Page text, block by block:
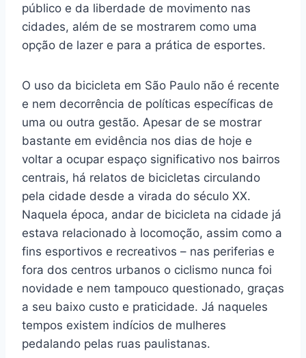
público e da liberdade de movimento nas
cidades, além de se mostrarem como uma
opção de lazer e para a prática de esportes.
O uso da bicicleta em São Paulo não é recente
e nem decorrência de políticas específicas de
uma ou outra gestão. Apesar de se mostrar
bastante em evidência nos dias de hoje e
voltar a ocupar espaço significativo nos bairros
centrais, há relatos de bicicletas circulando
pela cidade desde a virada do século XX.
Naquela época, andar de bicicleta na cidade já
estava relacionado à locomoção, assim como a
fins esportivos e recreativos – nas periferias e
fora dos centros urbanos o ciclismo nunca foi
novidade e nem tampouco questionado, graças
a seu baixo custo e praticidade. Já naqueles
tempos existem indícios de mulheres
pedalando pelas ruas paulistanas.